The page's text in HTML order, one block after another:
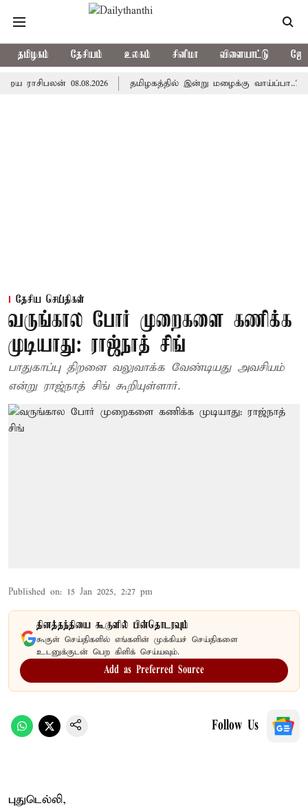
தமிழகம் தேசியம் உலகம் சினிமா விளையாட்டு
08.08.2026 தமிழகத்தில் இன்று மழைக்கு வாய்ப்பா..?
தேசிய செய்திகள்
வருங்கால போர் முறைகளை கணிக்க
முடியாது: ராஜ்நாத் சிங்
பாதுகாப்பு திறனை வலுவாக்க வேண்டியது அவசியம்
என்று ராஜ்நாத் சிங் கூறியுள்ளார்.
Published on: 15 Jan 2025, 2:27 pm
தினத்தந்தியை கூகுளில் பின்தொடரவும்
கூகுள் செய்திகளில் எங்களின் முக்கியச் செய்திகளை
உடனுக்குடன் பெற கிளிக் செய்யவும்.
Add as Preferred Source
Follow Us
புதுடெல்லி,